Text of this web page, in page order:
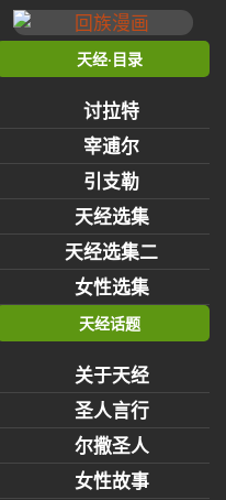
天经·目录
讨拉特
宰逋尔
引支勒
天经选集
天经选集二
女性选集
天经话题
关于天经
圣人言行
尔撒圣人
女性故事